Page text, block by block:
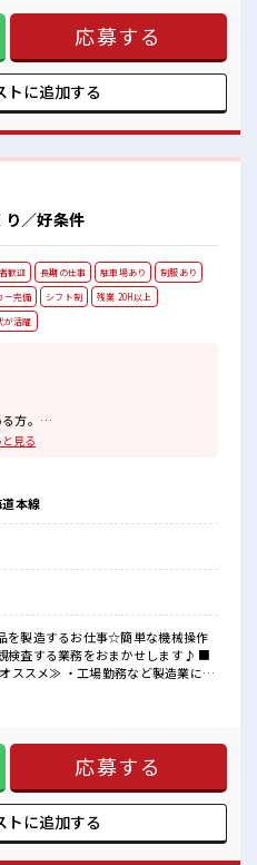
すね★
い方にもオススメ！
とにチャレンジするのは不安だけ
整っています！ イチからスキルUP・
ましょう！ ≪自分に向いている仕事
があれば、 担当がしっかりサポート
私物の置きすぎには注意が必要です
応募する
トに追加する
／好条件
歓迎 長期の仕事 駐車場あり
制服あり
ー完備 シフト制
残業 20H以上
が活躍
方。
きる、
400円で定食がいただけます！
クですね♪
見る
道本線
を製造するお仕事☆簡単な機械操作
査する業務をおまかせします♪ ■
ススメ≫ ・工場勤務など製造業に興
働きたい方。 ≪動きやすい制服アリ
しい食堂あり≫ 月曜から金曜の日中
食がいただけます！ ≪無料の駐車
心してラクラクですね♪ ■職場
！ 交替勤務で高収入をゲット！ 残
ートも充実しそうですね！ カンタン
だから未経験さんにオススメのお仕
応募する
トに追加する